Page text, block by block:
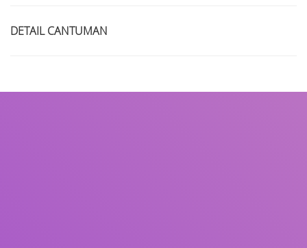
DETAIL CANTUMAN